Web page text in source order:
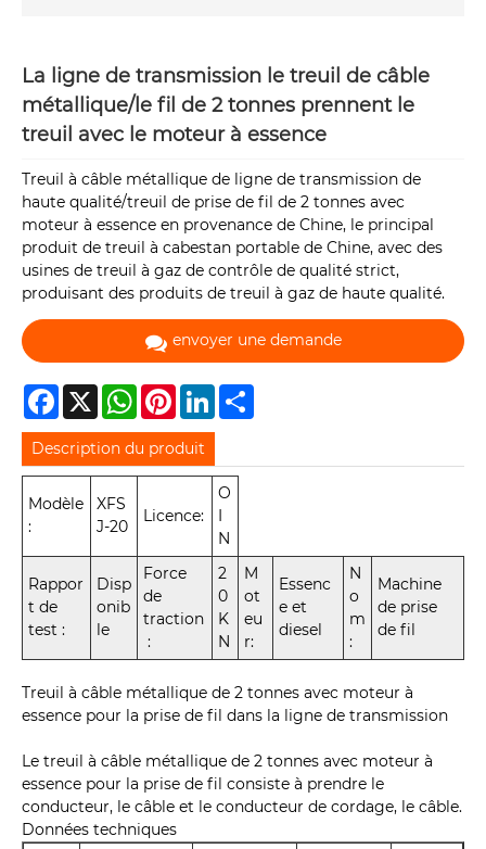
La ligne de transmission le treuil de câble
métallique/le fil de 2 tonnes prennent le
treuil avec le moteur à essence
Treuil à câble métallique de ligne de transmission de
haute qualité/treuil de prise de fil de 2 tonnes avec
moteur à essence en provenance de Chine, le principal
produit de treuil à cabestan portable de Chine, avec des
usines de treuil à gaz de contrôle de qualité strict,
produisant des produits de treuil à gaz de haute qualité.
envoyer une demande
Facebook
X WhatsAppPinterestLinkedIn
Description du produit
Modèle
:
XFS
J-20
Licence:
O
I
N
Rappor
t de
test :
Disp
onib
le
Force
de
traction
:
2
0
K
N
M
ot
eu
r:
Essenc
e et
diesel
N
o
m
:
Machine
de prise
de fil
Treuil à câble métallique de 2 tonnes avec moteur à
essence pour la prise de fil dans la ligne de transmission
Le treuil à câble métallique de 2 tonnes avec moteur à
essence pour la prise de fil consiste à prendre le
conducteur, le câble et le conducteur de cordage, le câble.
Données techniques